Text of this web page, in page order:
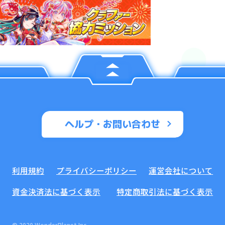
ヘルプ・お問い合わせ
利用規約 プライバシーポリシー
運営会社について
資金決済法に基づく表示
特定商取引法に基づく表示